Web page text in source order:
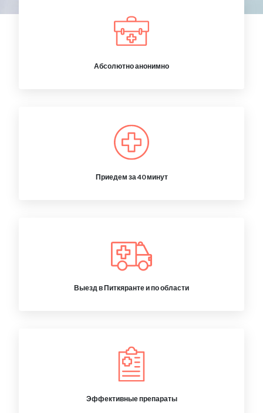
Абсолютно анонимно
Приедем за 40 минут
Выезд в Питкяранте и по области
Эффективные препараты